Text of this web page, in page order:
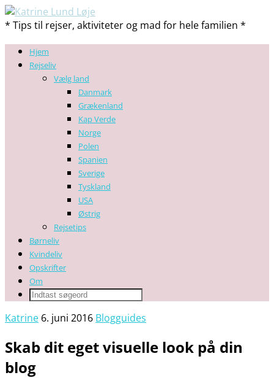
* Tips til rejser, aktiviteter og mad for hele familien *
Hjem
Rejseliv
Vælg land
Danmark
Grækenland
Kap Verde
Norge
Polen
Spanien
Sverige
Tyskland
USA
Østrig
Rejsetips
Børneliv
Kvindeliv
Opskrifter
Om
Katrine 6. juni 2016 Blogguides
Skab dit eget visuelle look på din
blog